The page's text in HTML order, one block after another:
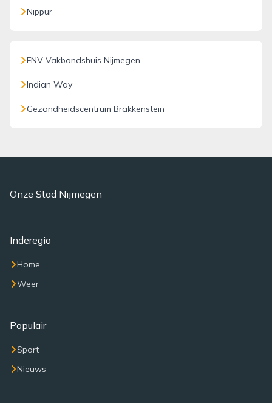
Nippur
FNV Vakbondshuis Nijmegen
Indian Way
Gezondheidscentrum Brakkenstein
Onze Stad Nijmegen
Inderegio
Home
Weer
Populair
Sport
Nieuws